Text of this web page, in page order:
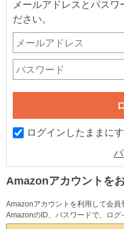
メールアドレスとパス
ださい。
ログインしたままに
Amazonアカウントを
Amazonアカウントを利用して会員
AmazonのID、パスワードで、ログ